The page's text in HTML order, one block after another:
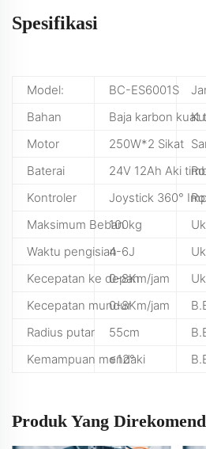
Spesifikasi
Model: BC-ES6001S
Bahan
Baja karbon kuat
Motor
250W*2 Sikat
Baterai
24V 12Ah Aki
Kontroler
Joystick 360°
Maksimum Beban100kg
Waktu pengisian4-6J
Kecepatan ke depan0-8Km/jam
Kecepatan mundur0-8Km/jam
Radius putar
55cm
Kemampuan mendaki
≤12°
Produk Yang